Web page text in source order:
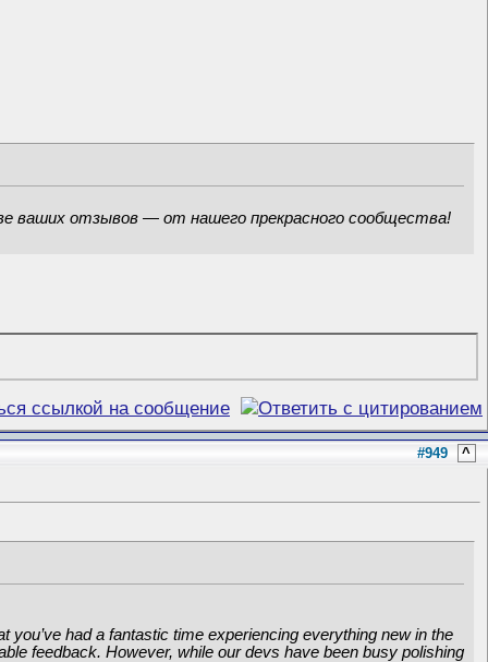
ваших отзывов — от нашего прекрасного сообщества!
#949 ^
had a fantastic time experiencing everything new in the
feedback. However, while our devs have been busy polishing